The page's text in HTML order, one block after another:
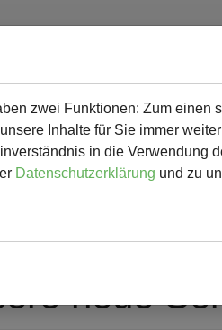
neue
zwei Funktionen: Zum
Inhalte für Sie immer
in die Verwendung
Datenschutzerklärung und zu